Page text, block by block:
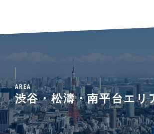
AREA
渋谷・松濤・南平台エリ